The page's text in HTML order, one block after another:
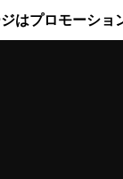
はプロモーショ